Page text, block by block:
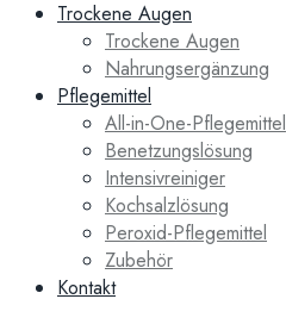
Trockene Augen
Trockene Augen
Nahrungsergänzung
Pflegemittel
All-in-One-Pflegemittel
Benetzungslösung
Intensivreiniger
Kochsalzlösung
Peroxid-Pflegemittel
Zubehör
Kontakt